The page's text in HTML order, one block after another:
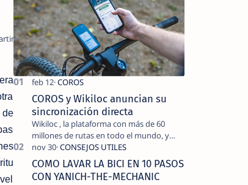
COROS y Wikiloc anuncian su
sincronización directa
Wikiloc , la plataforma con más de 60
millones de rutas en todo el mundo, y
COROS , marca de dispositivos GPS
reconocida mundialmente por su
tecnolo…
COMO LAVAR LA BICI EN 10 PASOS
CON YANICH-THE-MECHANIC